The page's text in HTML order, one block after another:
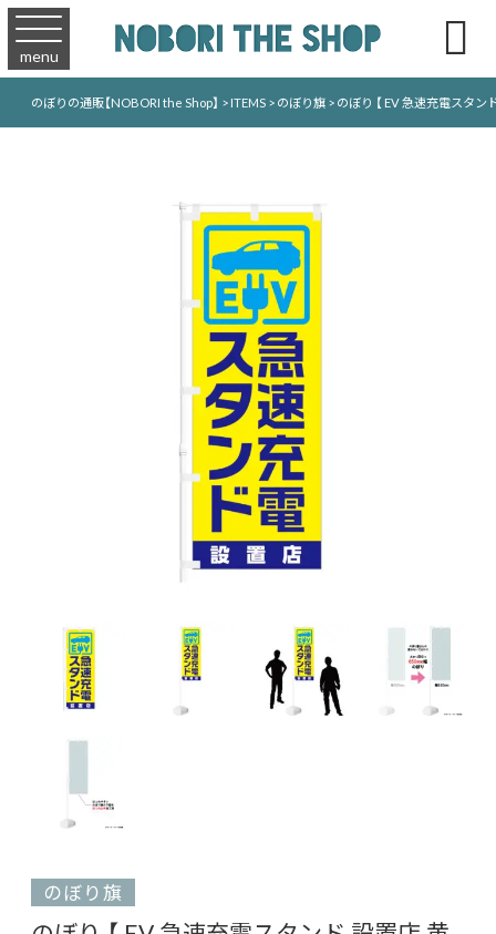
menu 
のぼりの通販【NOBORI the Shop】 >ITEMS>のぼり旗>のぼり 【 EV 急速充電スタン
のぼり旗